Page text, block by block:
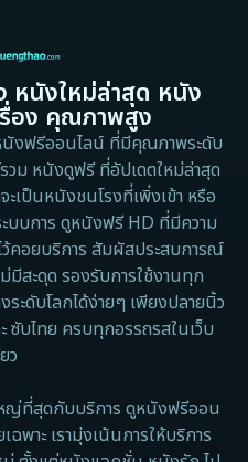
สืบสวน
สารคดี
สารคดี
ราม่า
ราม่า
1982
1971
หนังใหม่ล่าสุด หนัง
อง คุณภาพสูง
งฟรีออนไลน์ ที่มีคุณภาพระดับ
วม หนังดูฟรี ที่อัปเดตใหม่ล่าสุด
เป็นหนังชนโรงที่เพิ่งเข้า หรือ
บบการ ดูหนังฟรี HD ที่มีความ
ว้คอยบริการ สัมผัสประสบการณ์
สะดุด รองรับการใช้งานทุก
ะดับโลกได้ง่ายๆ เพียงปลายนิ้ว
ซับไทย ครบทุกอรรถรสในเว็บ
ว
ญ่ที่สุดกับบริการ ดูหนังฟรีออน
พาะ เรามุ่งเน้นการให้บริการ